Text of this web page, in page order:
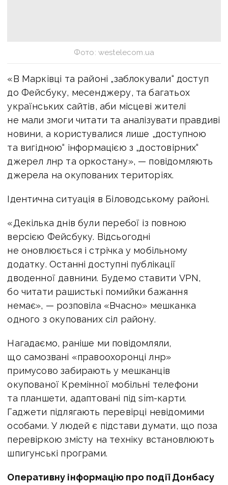
Фото: westelecom.ua
«В Марківці та районі „заблокували“ доступ
до Фейсбуку, месенджеру, та багатьох
українських сайтів, аби місцеві жителі
не мали змоги читати та аналізувати правдиві
новини, а користувалися лише „доступною
та вигідною“ інформацією з „достовірних“
джерел лнр та оркостану», — повідомляють
джерела на окупованих територіях.
Ідентична ситуація в Біловодському районі.
«Декілька днів були перебої із повною
версією Фейсбуку. Відсьогодні
не оновлюється і стрічка у мобільному
додатку. Останні доступні публікації
дводенної давнини. Будемо ставити VPN,
бо читати рашистькі помийки бажання
немає», — розповіла «Вчасно» мешканка
одного з окупованих сіл району.
Нагадаємо, раніше ми повідомляли,
що самозвані «правоохоронці лнр»
примусово забирають у мешканців
окупованої Кремінної мобільні телефони
та планшети, адаптовані під sim-карти.
Гаджети підлягають перевірці невідомими
особами. У людей є підстави думати, що поза
перевіркою змісту на техніку встановлюють
шпигунські програми.
Оперативну інформацію про події Донбасу